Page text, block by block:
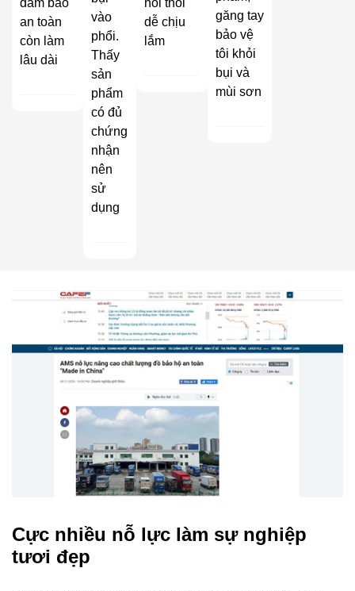
an toàn
còn làm
lâu dài
vào
phổi.
Thấy
sản
phẩm
có đủ
chứng
nhận
nên
sử
dụng
dễ chịu
lắm
găng tay
bảo vệ
tôi khỏi
bụi và
mùi sơn
Cực nhiều nỗ lực làm sự nghiệp
tươi đẹp